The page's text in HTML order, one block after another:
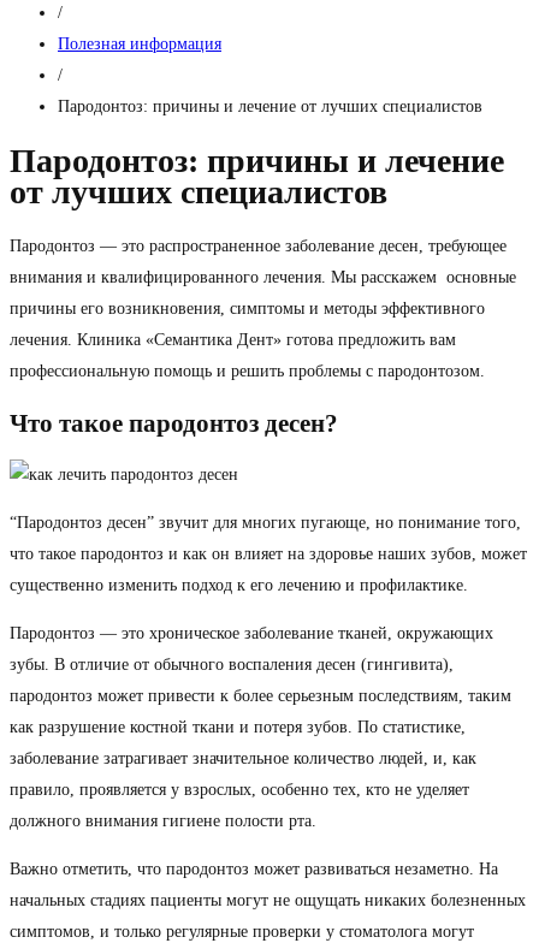
/
Полезная информация
/
Пародонтоз: причины и лечение от лучших специалистов
Пародонтоз: причины и лечение
от лучших специалистов
Пародонтоз — это распространенное заболевание десен, требующее
внимания и квалифицированного лечения. Мы расскажем основные
причины его возникновения, симптомы и методы эффективного
лечения. Клиника «Семантика Дент» готова предложить вам
профессиональную помощь и решить проблемы с пародонтозом.
Что такое пародонтоз десен?
“Пародонтоз десен” звучит для многих пугающе, но понимание того,
что такое пародонтоз и как он влияет на здоровье наших зубов, может
существенно изменить подход к его лечению и профилактике.
Пародонтоз — это хроническое заболевание тканей, окружающих
зубы. В отличие от обычного воспаления десен (гингивита),
пародонтоз может привести к более серьезным последствиям, таким
как разрушение костной ткани и потеря зубов. По статистике,
заболевание затрагивает значительное количество людей, и, как
правило, проявляется у взрослых, особенно тех, кто не уделяет
должного внимания гигиене полости рта.
Важно отметить, что пародонтоз может развиваться незаметно. На
начальных стадиях пациенты могут не ощущать никаких болезненных
симптомов, и только регулярные проверки у стоматолога могут